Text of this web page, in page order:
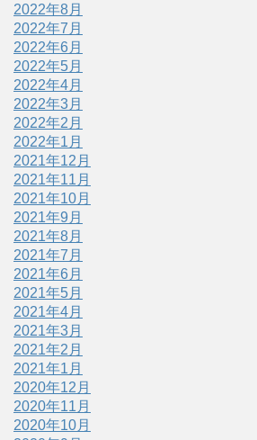
2022年8月
2022年7月
2022年6月
2022年5月
2022年4月
2022年3月
2022年2月
2022年1月
2021年12月
2021年11月
2021年10月
2021年9月
2021年8月
2021年7月
2021年6月
2021年5月
2021年4月
2021年3月
2021年2月
2021年1月
2020年12月
2020年11月
2020年10月